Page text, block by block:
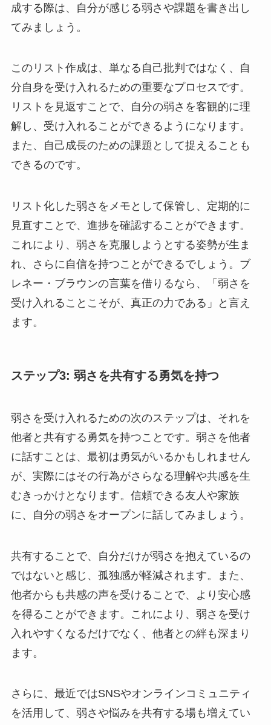
成する際は、自分が感じる弱さや課題を書き出し
てみましょう。
このリスト作成は、単なる自己批判ではなく、自
分自身を受け入れるための重要なプロセスです。
リストを見返すことで、自分の弱さを客観的に理
解し、受け入れることができるようになります。
また、自己成長のための課題として捉えることも
できるのです。
リスト化した弱さをメモとして保管し、定期的に
見直すことで、進捗を確認することができます。
これにより、弱さを克服しようとする姿勢が生ま
れ、さらに自信を持つことができるでしょう。ブ
レネー・ブラウンの言葉を借りるなら、「弱さを
受け入れることこそが、真正の力である」と言え
ます。
ステップ3: 弱さを共有する勇気を持つ
弱さを受け入れるための次のステップは、それを
他者と共有する勇気を持つことです。弱さを他者
に話すことは、最初は勇気がいるかもしれません
が、実際にはその行為がさらなる理解や共感を生
むきっかけとなります。信頼できる友人や家族
に、自分の弱さをオープンに話してみましょう。
共有することで、自分だけが弱さを抱えているの
ではないと感じ、孤独感が軽減されます。また、
他者からも共感の声を受けることで、より安心感
を得ることができます。これにより、弱さを受け
入れやすくなるだけでなく、他者との絆も深まり
ます。
さらに、最近ではSNSやオンラインコミュニティ
を活用して、弱さや悩みを共有する場も増えてい